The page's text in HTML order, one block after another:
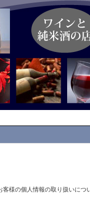
様の個人情報の取り扱いにつ